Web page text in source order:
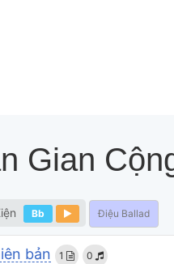
Gian
Bb Điệu Ballad
bản 1 0